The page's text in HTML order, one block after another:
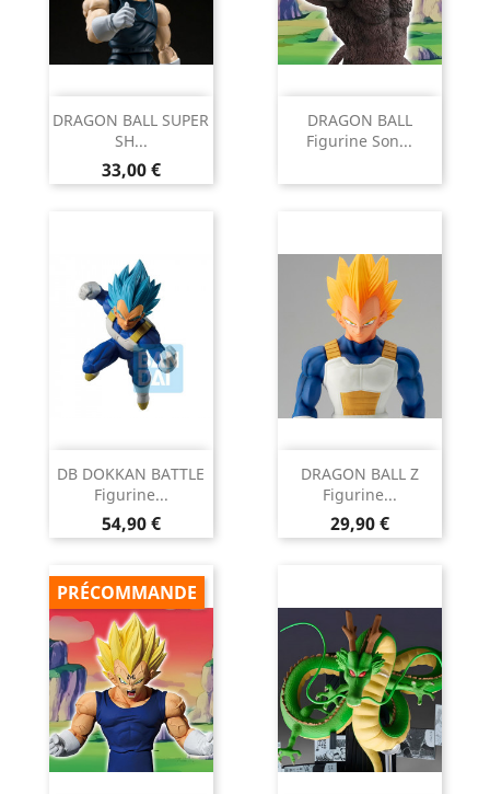
DRAGON BALL SUPER
SH...
Prix
33,00 €
DRAGON BALL
Figurine Son...
DB DOKKAN BATTLE
Figurine...
Prix
54,90 €
DRAGON BALL Z
Figurine...
Prix
29,90 €
PRÉCOMMANDE